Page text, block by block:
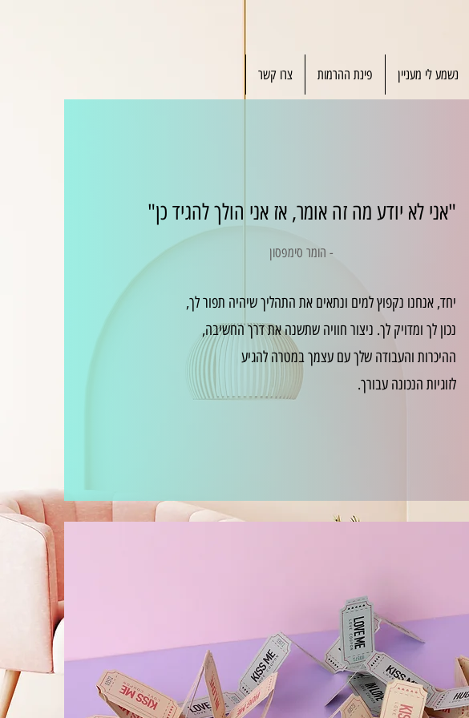
נשמע לי מעניין פינת ההרמות צרו קשר
"אני לא יודע מה זה אומר, אז אני הולך להגיד כן"
- הומר סימפסון
יחד, אנחנו נקפוץ למים ונתאים את התהליך שיהיה תפור לך,
נכון לך ומדויק לך. ניצור חוויה שתשנה את דרך החשיבה,
ההיכרות והעבודה שלך עם עצמך במטרה להגיע
לזוגיות הנכונה עבורך.